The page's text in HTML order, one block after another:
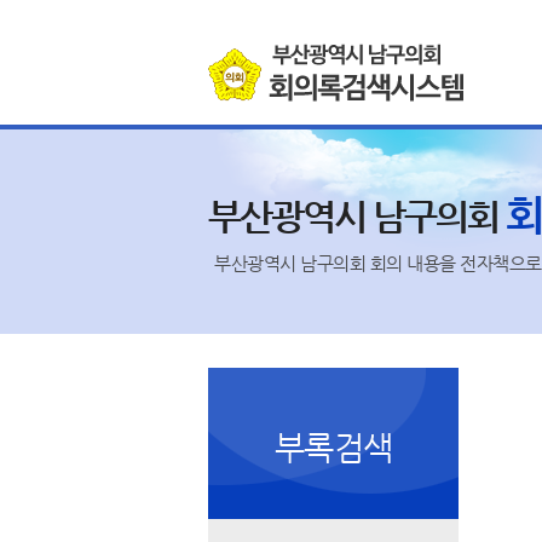
부산광역시 남구의회
부산광역시 남구의회 회의 내용을 전자책으
부록검색